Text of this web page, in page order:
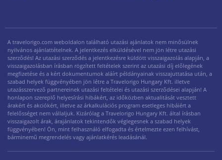
A travelorigo.com weboldalon található utazási ajánlatok nem minősülnek
nyilvános ajánlattételnek. A jelentkezés elküldésével nem jön létre utazási
szerződés! Az utazási szerződés a jelentkezésre küldött visszaigazolás alapján, a
visszaigazolásban írásban rögzített feltételek szerint az utazási díj előlegének
megfizetése és a kért dokumentumok aláírt példányainak visszajuttatása után, a
szabad helyek függvényében jön létre a Travelorigo Hungary Kft. illetve
utazásszervező partnereinek utazási feltételei és utazási szerződései alapján! A
honlapon szereplő helyesírási hibákért, az időközben aktualitását vesztett
árakért és akciókért, illetve az árkalkulációs program esetleges hibáiért a
felelősséget nem vállaljuk. Kizárólag a Travelorigo Hungary Kft. által írásban
visszaigazolt árak, árajánlatok tekintendők véglegesnek a szabad helyek
függvényében! Ön, mint felhasználó elfogadta és értelmezte ezen felhívást,
bárminemű megrendelés vagy ajánlatkérés leadásánál.